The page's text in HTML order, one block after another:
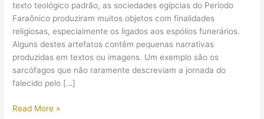
texto teológico padrão, as sociedades egípcias do Período
Faraônico produziram muitos objetos com finalidades
religiosas, especialmente os ligados aos espólios funerários.
Alguns destes artefatos contêm pequenas narrativas
produzidas em textos ou imagens. Um exemplo são os
sarcófagos que não raramente descreviam a jornada do
falecido pelo […]
Detalhe
Read More »